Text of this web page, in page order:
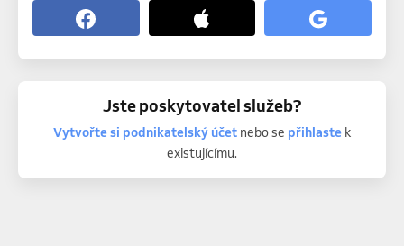
Jste poskytovatel služeb?
Vytvořte si podnikatelský účetnebo se přihlastek
existujícímu.